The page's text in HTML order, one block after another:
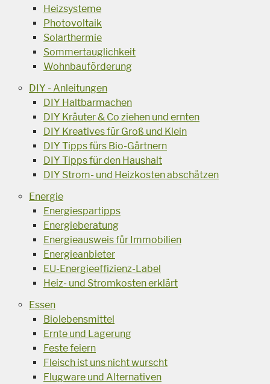
Heizsysteme
Photovoltaik
Solarthermie
Sommertauglichkeit
Wohnbauförderung
DIY - Anleitungen
DIY Haltbarmachen
DIY Kräuter & Co ziehen und ernten
DIY Kreatives für Groß und Klein
DIY Tipps fürs Bio-Gärtnern
DIY Tipps für den Haushalt
DIY Strom- und Heizkosten abschätzen
Energie
Energiespartipps
Energieberatung
Energieausweis für Immobilien
Energieanbieter
EU-Energieeffizienz-Label
Heiz- und Stromkosten erklärt
Essen
Biolebensmittel
Ernte und Lagerung
Feste feiern
Fleisch ist uns nicht wurscht
Flugware und Alternativen